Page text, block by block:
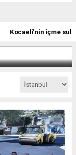
Kocaeli'nin içme